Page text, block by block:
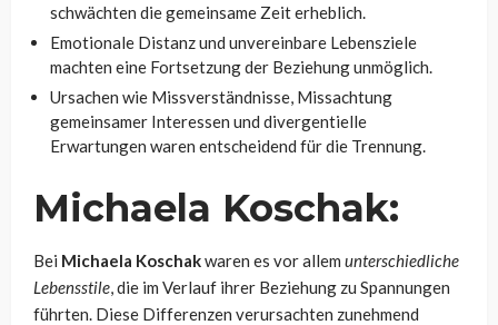
schwächten die gemeinsame Zeit erheblich.
Emotionale Distanz und unvereinbare Lebensziele
machten eine Fortsetzung der Beziehung unmöglich.
Ursachen wie Missverständnisse, Missachtung
gemeinsamer Interessen und divergentielle
Erwartungen waren entscheidend für die Trennung.
Michaela Koschak:
Bei Michaela Koschakwaren es vor allem unterschiedliche
Lebensstile, die im Verlauf ihrer Beziehung zu Spannungen
führten. Diese Differenzen verursachten zunehmend